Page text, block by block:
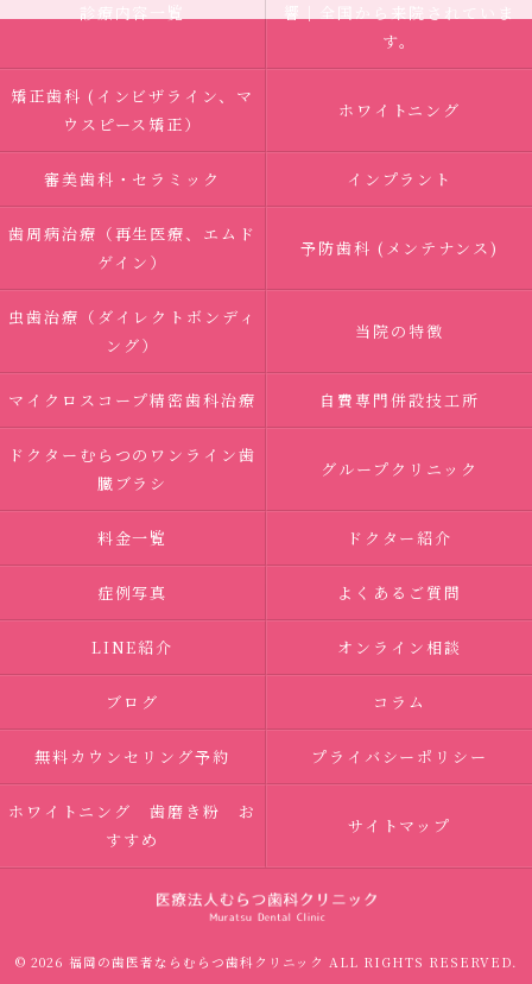
診療内容一覧
響｜全国から来院されていま
す。
矯正歯科 (インビザライン、マ
ウスピース矯正）
ホワイトニング
審美歯科・セラミック インプラント
歯周病治療（再生医療、エムド
ゲイン）
予防歯科 (メンテナンス)
虫歯治療（ダイレクトボンディ
ング）
当院の特徴
マイクロスコープ精密歯科治療 自費専門併設技工所
ドクターむらつのワンライン歯
臓ブラシ
グループクリニック
料金一覧 ドクター紹介
症例写真 よくあるご質問
LINE紹介 オンライン相談
ブログ コラム
無料カウンセリング予約 プライバシーポリシー
ホワイトニング 歯磨き粉 お
すすめ
サイトマップ
© 2026 福岡の歯医者ならむらつ歯科クリニック ALL RIGHTS RESERVED.